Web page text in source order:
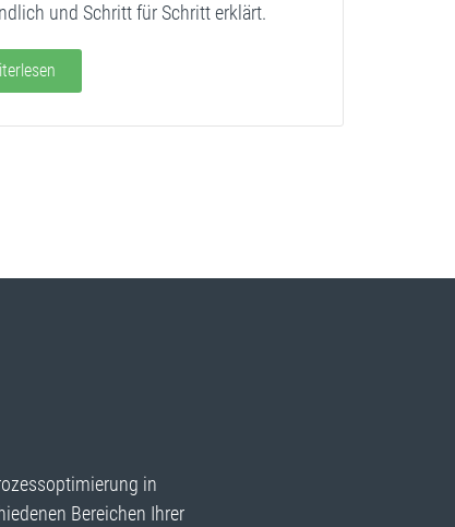
und Schritt für Schritt erklärt.
in
Bereichen Ihrer